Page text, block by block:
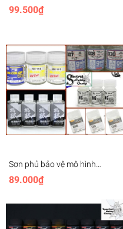
metal PM lacquer metallic color
99.500₫
Sơn phủ bảo vệ mô hình
topcoat clear gloss matt flat
bóng mờ Scratch resistant
Jumpwind Mr.hobby color
89.000₫